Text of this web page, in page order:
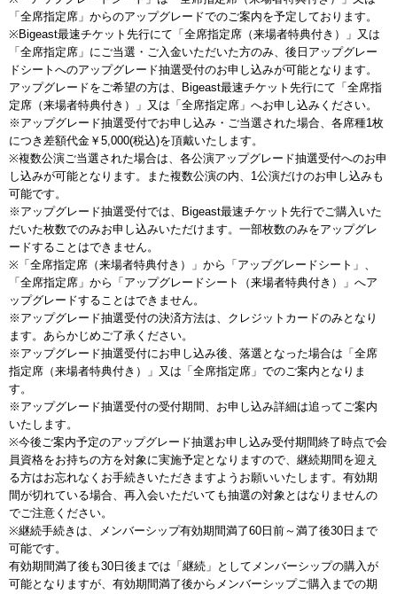
「全席指定席」からのアップグレードでのご案内を予定しております。
※Bigeast最速チケット先行にて「全席指定席（来場者特典付き）」又は
「全席指定席」にご当選・ご入金いただいた方のみ、後日アップグレー
ドシートへのアップグレード抽選受付のお申し込みが可能となります。
アップグレードをご希望の方は、Bigeast最速チケット先行にて「全席指
定席（来場者特典付き）」又は「全席指定席」へお申し込みください。
※アップグレード抽選受付でお申し込み・ご当選された場合、各席種1枚
につき差額代金￥5,000(税込)を頂戴いたします。
※複数公演ご当選された場合は、各公演アップグレード抽選受付へのお申
し込みが可能となります。また複数公演の内、1公演だけのお申し込みも
可能です。
※アップグレード抽選受付では、Bigeast最速チケット先行でご購入いた
だいた枚数でのみお申し込みいただけます。一部枚数のみをアップグレ
ードすることはできません。
※「全席指定席（来場者特典付き）」から「アップグレードシート」、
「全席指定席」から「アップグレードシート（来場者特典付き）」へア
ップグレードすることはできません。
※アップグレード抽選受付の決済方法は、クレジットカードのみとなり
ます。あらかじめご了承ください。
※アップグレード抽選受付にお申し込み後、落選となった場合は「全席
指定席（来場者特典付き）」又は「全席指定席」でのご案内となりま
す。
※アップグレード抽選受付の受付期間、お申し込み詳細は追ってご案内
いたします。
※今後ご案内予定のアップグレード抽選お申し込み受付期間終了時点で会
員資格をお持ちの方を対象に実施予定となりますので、継続期間を迎え
る方はお忘れなくお手続きいただきますようお願いいたします。有効期
間が切れている場合、再入会いただいても抽選の対象とはなりませんの
でご注意ください。
※継続手続きは、メンバーシップ有効期間満了60日前～満了後30日まで
可能です。
有効期間満了後も30日後までは「継続」としてメンバーシップの購入が
可能となりますが、有効期間満了後からメンバーシップご購入までの期